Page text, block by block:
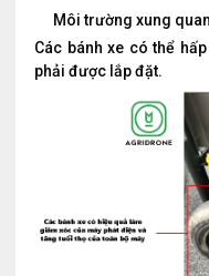
Môi trường xung
Các bánh xe có thể
phải được lắp đặt.